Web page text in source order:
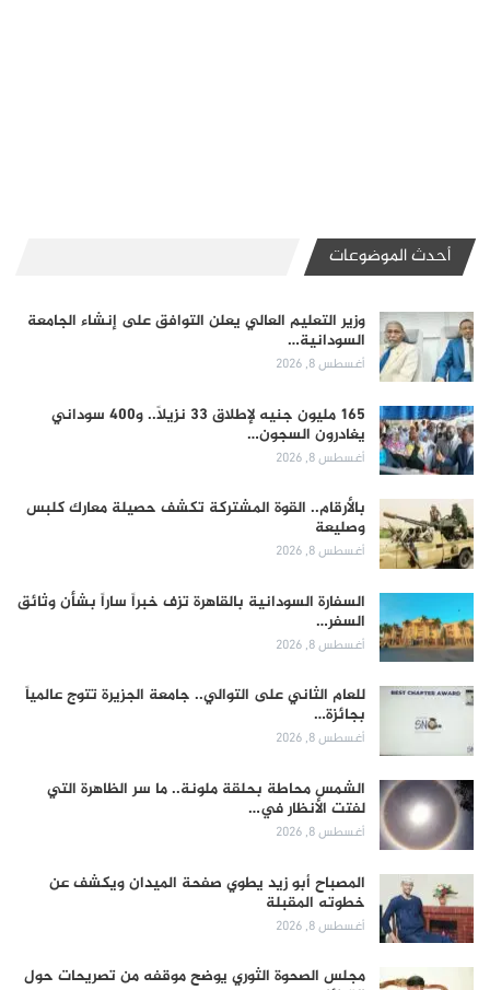
أحدث الموضوعات
وزير التعليم العالي يعلن التوافق على إنشاء الجامعة
السودانية…
أغسطس 8, 2026
165 مليون جنيه لإطلاق 33 نزيلاً.. و400 سوداني
يغادرون السجون…
أغسطس 8, 2026
بالأرقام.. القوة المشتركة تكشف حصيلة معارك كلبس
وصليعة
أغسطس 8, 2026
السفارة السودانية بالقاهرة تزف خبراً ساراً بشأن وثائق
السفر…
أغسطس 8, 2026
للعام الثاني على التوالي.. جامعة الجزيرة تتوج عالمياً
بجائزة…
أغسطس 8, 2026
الشمس محاطة بحلقة ملونة.. ما سر الظاهرة التي
لفتت الأنظار في…
أغسطس 8, 2026
المصباح أبو زيد يطوي صفحة الميدان ويكشف عن
خطوته المقبلة
أغسطس 8, 2026
مجلس الصحوة الثوري يوضح موقفه من تصريحات حول